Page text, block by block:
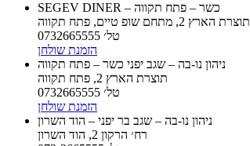
SEGEV DINER – כשר – פתח תקווה
תוצרת הארץ 2, מתחם שופ טיים, פתח תקווה
טל׳ 0732665555
הזמנת שולחן
ניהון נו-בה – שגב יפני כשר – פתח תקווה
תוצרת הארץ 2, פתח תקווה
טל׳ 0732665555
הזמנת שולחן
ניהון נו-בה – שגב בר יפני – הוד השרון
רח׳ הרקון 2, הוד השרון